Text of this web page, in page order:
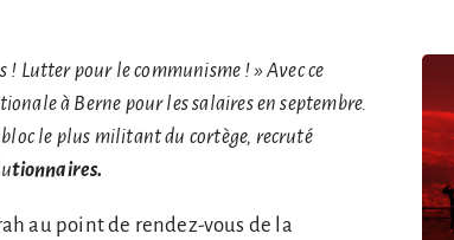
Lutter pour le communisme ! » Avec ce
à Berne pour les salaires en septembre.
le plus militant du cortège, recruté
tionnaires.
au point de rendez-vous de la